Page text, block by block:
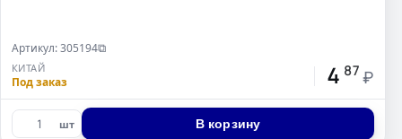
Артикул: 305194⧉
КИТАЙ
Под заказ 4 87 ₽
шт В корзину